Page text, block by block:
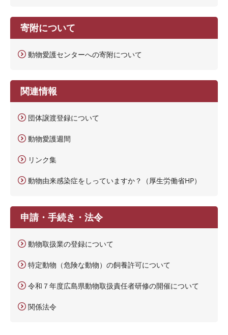
寄附について
動物愛護センターへの寄附について
関連情報
団体譲渡登録について
動物愛護週間
リンク集
動物由来感染症をしっていますか？（厚生労働省HP）
申請・手続き・法令
動物取扱業の登録について
特定動物（危険な動物）の飼養許可について
令和７年度広島県動物取扱責任者研修の開催について
関係法令